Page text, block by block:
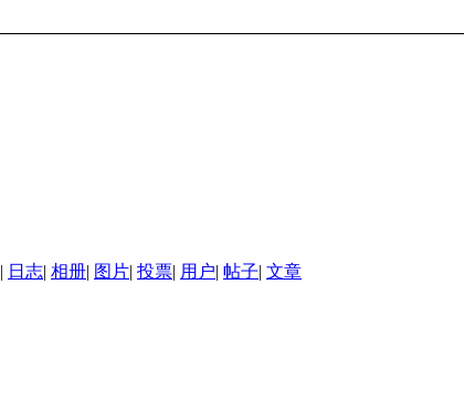
| 日志| 相册| 图片| 投票| 用户| 帖子| 文章